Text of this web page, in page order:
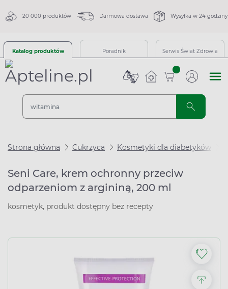
20 000 produktów Darmowa dostawa Wysyłka w 24 godziny
Katalog produktów Poradnik Serwis Świat Zdrowia
sztuk
Strona główna Cukrzyca Kosmetyki dla diabetyków
Seni Care, krem ochronny przeciw
odparzeniom z argininą, 200 ml
kosmetyk, produkt dostępny bez recepty